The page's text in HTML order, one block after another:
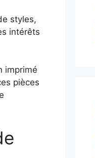
styles,
intérêts
imprimé
pièces